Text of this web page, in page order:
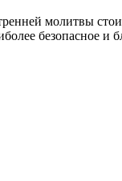
молитвы
безопасное и